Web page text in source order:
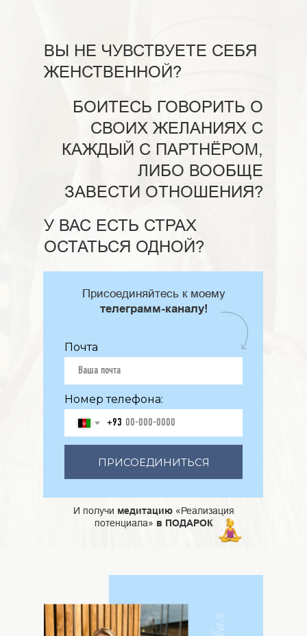
И получи медитацию «Реализация
потенциала» в ПОДАРОК
ВЫ НЕ ЧУВСТВУЕТЕ СЕБЯ
ЖЕНСТВЕННОЙ?
БОИТЕСЬ ГОВОРИТЬ О
СВОИХ ЖЕЛАНИЯХ С
КАЖДЫЙ С ПАРТНЁРОМ,
ЛИБО ВООБЩЕ
ЗАВЕСТИ ОТНОШЕНИЯ?
У ВАС ЕСТЬ СТРАХ
ОСТАТЬСЯ ОДНОЙ?
Присоединяйтесь к моему
телеграмм-каналу!
Почта
Номер телефона:
+93
ПРИСОЕДИНИТЬСЯ